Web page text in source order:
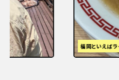
福岡といえばラーメン